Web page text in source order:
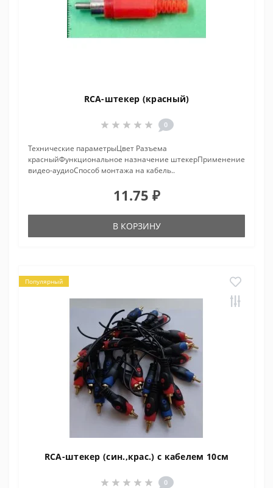
RCA-штекер (красный)
0
Технические параметрыЦвет Разъема
красныйФункциональное назначение штекерПрименение
видео-аудиоСпособ монтажа на кабель..
11.75 ₽
В КОРЗИНУ
Популярный
RCA-штекер (син.,крас.) с кабелем 10см
0